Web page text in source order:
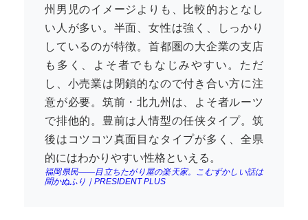
州男児のイメージよりも、比較的おとなし
い人が多い。半面、女性は強く、しっかり
しているのが特徴。首都圏の大企業の支店
も多く、よそ者でもなじみやすい。ただ
し、小売業は閉鎖的なので付き合い方に注
意が必要。筑前・北九州は、よそ者ルーツ
で排他的。豊前は人情型の任侠タイプ。筑
後はコツコツ真面目なタイプが多く、全県
的にはわかりやすい性格といえる。
福岡県民――目立ちたがり屋の楽天家。こむずかしい話は
聞かぬふり｜PRESIDENT PLUS